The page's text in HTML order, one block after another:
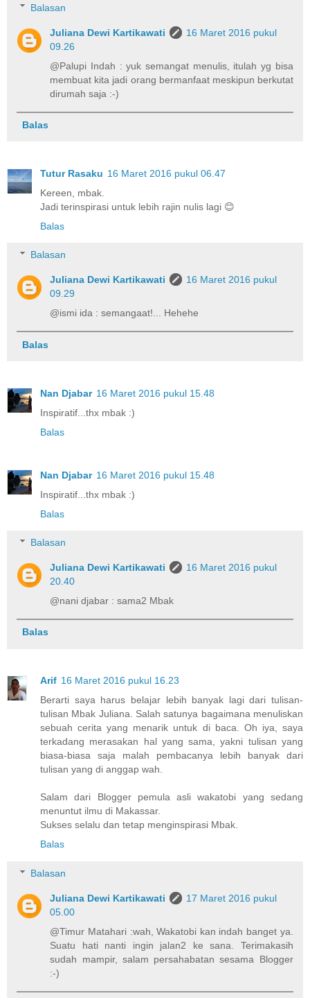
Balasan
Juliana Dewi Kartikawati
16 Maret 2016 pukul
09.26
@Palupi Indah : yuk semangat menulis, itulah yg bisa
membuat kita jadi orang bermanfaat meskipun berkutat
dirumah saja :-)
Balas
Tutur Rasaku 16 Maret 2016 pukul 06.47
Kereen, mbak.
Jadi terinspirasi untuk lebih rajin nulis lagi 😊
Balas
Balasan
Juliana Dewi Kartikawati
16 Maret 2016 pukul
09.29
@ismi ida : semangaat!... Hehehe
Balas
Nan Djabar 16 Maret 2016 pukul 15.48
Inspiratif...thx mbak :)
Balas
Nan Djabar 16 Maret 2016 pukul 15.48
Inspiratif...thx mbak :)
Balas
Balasan
Juliana Dewi Kartikawati
16 Maret 2016 pukul
20.40
@nani djabar : sama2 Mbak
Balas
Arif 16 Maret 2016 pukul 16.23
Berarti saya harus belajar lebih banyak lagi dari tulisan-
tulisan Mbak Juliana. Salah satunya bagaimana menuliskan
sebuah cerita yang menarik untuk di baca. Oh iya, saya
terkadang merasakan hal yang sama, yakni tulisan yang
biasa-biasa saja malah pembacanya lebih banyak dari
tulisan yang di anggap wah.
Salam dari Blogger pemula asli wakatobi yang sedang
menuntut ilmu di Makassar.
Sukses selalu dan tetap menginspirasi Mbak.
Balas
Balasan
Juliana Dewi Kartikawati
17 Maret 2016 pukul
05.00
@Timur Matahari :wah, Wakatobi kan indah banget ya.
Suatu hati nanti ingin jalan2 ke sana. Terimakasih
sudah mampir, salam persahabatan sesama Blogger
:-)